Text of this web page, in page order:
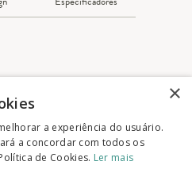
Google play
×
a experiência do usuário.
a concordar com todos os
de Cookies. Ler mais